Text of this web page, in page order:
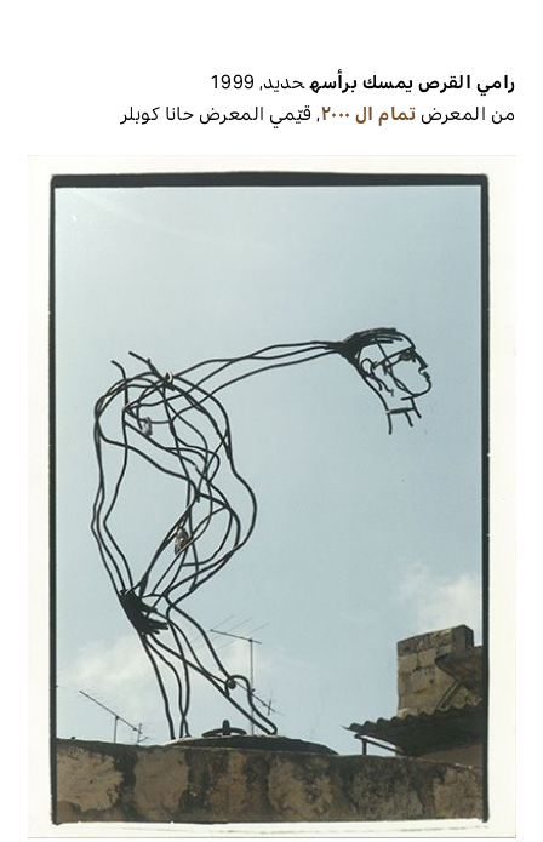
رامي القرص يمسك برأسهحديد,
1999
من المعرضتمام ال ٢٠٠٠ ,قيّمي المعرضحانا كوبلر